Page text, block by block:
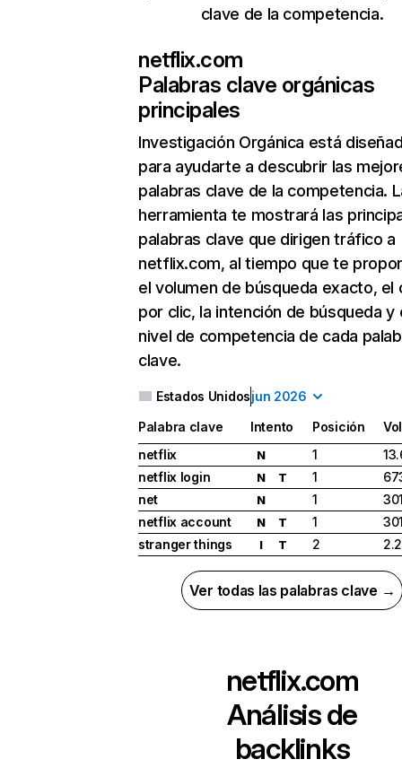
clave de la competencia.
netflix.com
Palabras clave orgánicas
principales
Investigación Orgánica está
para ayudarte a descubrir las
palabras clave de la competencia.
herramienta te mostrará las
palabras clave que dirigen tráfico a
netflix.com, al tiempo que te
el volumen de búsqueda exacto, el
por clic, la intención de búsqueda y
nivel de competencia de cada
clave.
Estados Unidosjun 2026
Palabra clave Intento Posición
netflix
N 1
netflix login
N T 1
net
N 1
netflix account
N T 1
stranger things
I T 2
Ver todas las palabras clave →
netflix.com
Análisis de
backlinks